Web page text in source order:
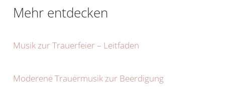
Mehr entdecken
Musik zur Trauerfeier – Leitfaden
Moderene Trauermusik zur Beerdigung